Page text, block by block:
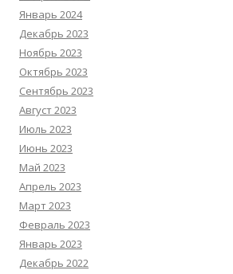
Январь 2024
Декабрь 2023
Ноябрь 2023
Октябрь 2023
Сентябрь 2023
Август 2023
Июль 2023
Июнь 2023
Май 2023
Апрель 2023
Март 2023
Февраль 2023
Январь 2023
Декабрь 2022